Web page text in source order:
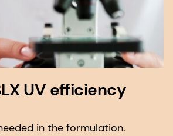
UV efficiency
in the formulation.